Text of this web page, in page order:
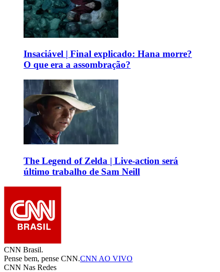
Insaciável | Final explicado: Hana morre?
O que era a assombração?
The Legend of Zelda | Live-action será
último trabalho de Sam Neill
CNN Brasil.
Pense bem, pense CNN.CNN AO VIVO
CNN Nas Redes